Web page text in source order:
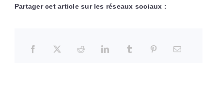
Partager cet article sur les réseaux sociaux :